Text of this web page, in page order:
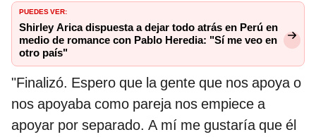
PUEDES VER:
Shirley Arica dispuesta a dejar todo atrás en Perú en
medio de romance con Pablo Heredia: "Sí me veo en
otro país"
"Finalizó. Espero que la gente que nos apoya o
nos apoyaba como pareja nos empiece a
apoyar por separado. A mí me gustaría que él